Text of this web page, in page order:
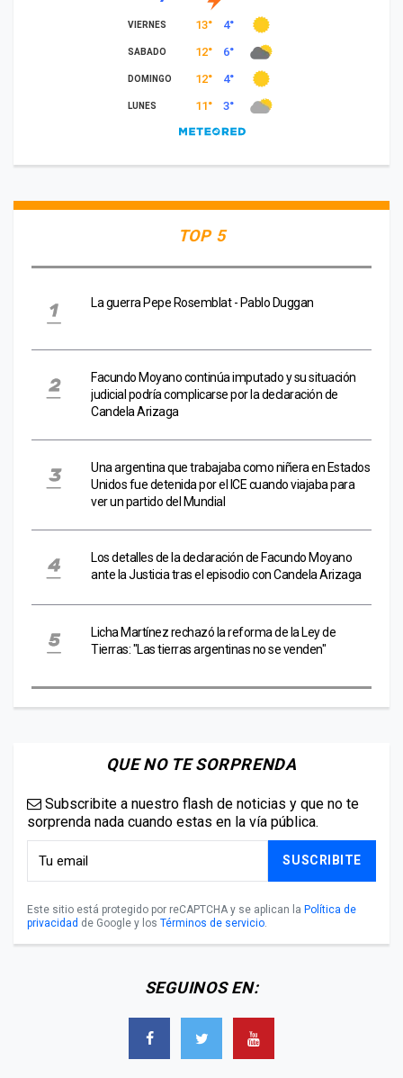
TOP 5
La guerra Pepe Rosemblat - Pablo Duggan
Facundo Moyano continúa imputado y su situación
judicial podría complicarse por la declaración de
Candela Arizaga
Una argentina que trabajaba como niñera en Estados
Unidos fue detenida por el ICE cuando viajaba para
ver un partido del Mundial
Los detalles de la declaración de Facundo Moyano
ante la Justicia tras el episodio con Candela Arizaga
Licha Martínez rechazó la reforma de la Ley de
Tierras: "Las tierras argentinas no se venden"
QUE NO TE SORPRENDA
Subscribite a nuestro flash de noticias y que no te
sorprenda nada cuando estas en la vía pública.
SUSCRIBITE
Este sitio está protegido por reCAPTCHA y se aplican la Política de
privacidad de Google y los Términos de servicio.
SEGUINOS EN: